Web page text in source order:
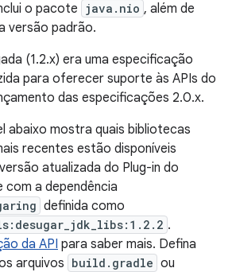
o pacote java.nio , além de
versão padrão.
(1.2.x) era uma especificação
para oferecer suporte às APIs do
das especificações 2.0.x.
abaixo mostra quais bibliotecas
recentes estão disponíveis
atualizada do Plug-in do
com a dependência
definida como
.
da API para saber mais. Defina
arquivos build.gradle ou